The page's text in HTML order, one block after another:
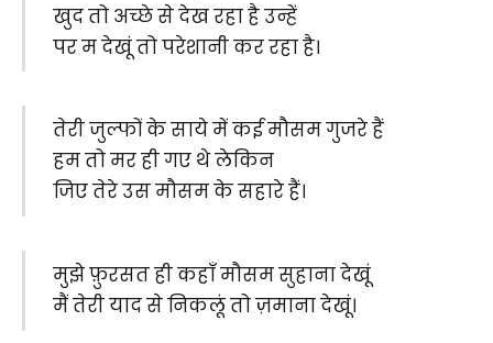
खुद तो अच्छे से देख रहा है उन्हें
पर म देखूं तो परेशानी कर रहा है।
तेरी जुल्फों के साये में कई मौसम गुजरे हैं
हम तो मर ही गए थे लेकिन
जिए तेरे उस मौसम के सहारे हैं।
मुझे फ़ुरसत ही कहाँ मौसम सुहाना देखूं
मैं तेरी याद से निकलूं तो ज़माना देखूं।